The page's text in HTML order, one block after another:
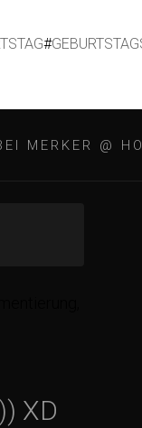
#
MERKER @
XD